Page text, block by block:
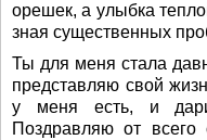
орешек, а улыбка
зная существенных
Ты для меня стала
представляю свой
у меня есть, и
Поздравляю от